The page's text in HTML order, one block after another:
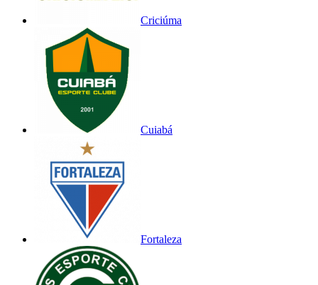
Criciúma
Cuiabá
Fortaleza